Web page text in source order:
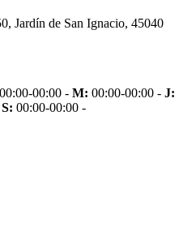
Jardín de San Ignacio, 45040
00:00-00:00 - M: 00:00-00:00 - J:
S: 00:00-00:00 -